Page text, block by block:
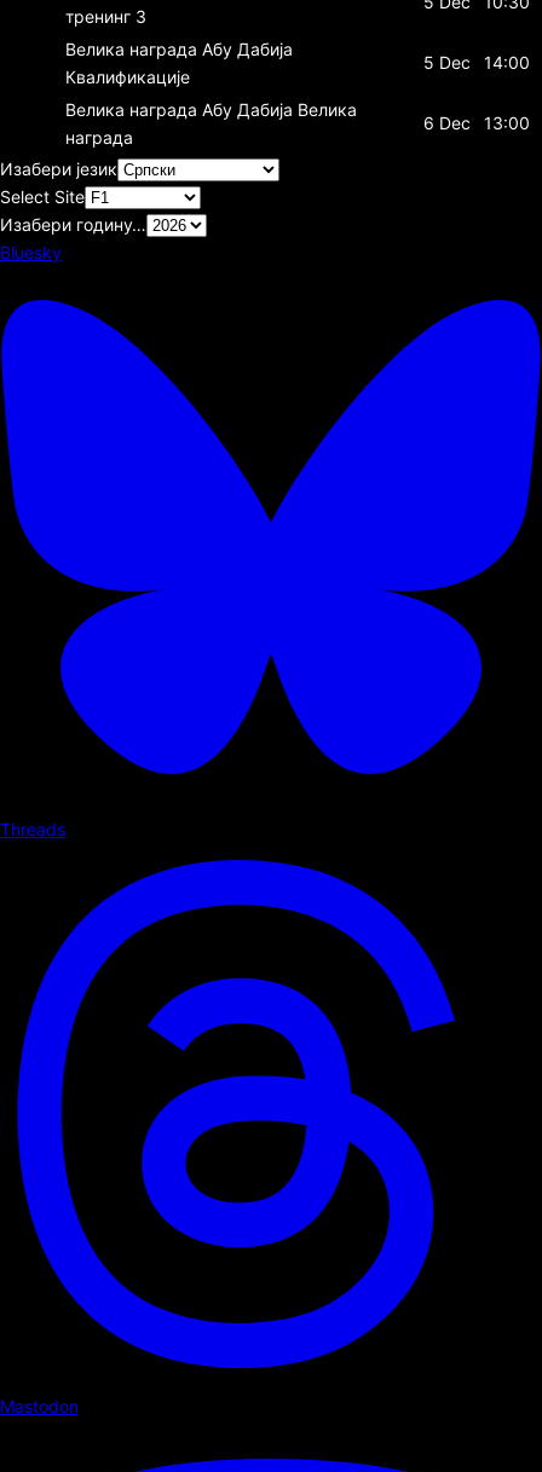
тренинг 3
Велика награда Абу Дабија
Квалификације
5 Dec 14:00
Велика награда Абу Дабија Велика
награда
6 Dec 13:00
Изабери језик
Select Site
Изабери годину…
Bluesky
Threads
Mastodon